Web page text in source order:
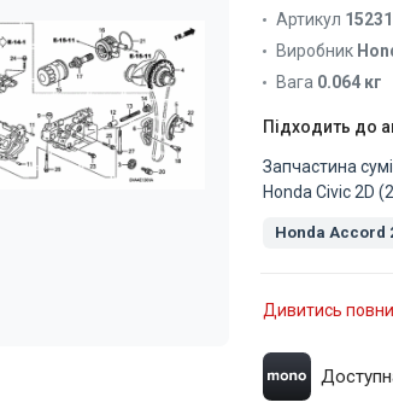
Артикул
Виробник
Вага 0.064 кг
Підходить до
Запчастина
Honda Civic 2D
Honda Accord
Дивитись